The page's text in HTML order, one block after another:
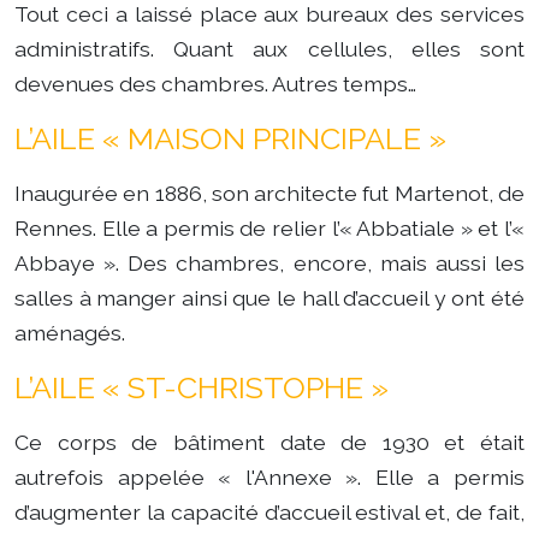
Tout ceci a laissé place aux bureaux des services
administratifs. Quant aux cellules, elles sont
devenues des chambres. Autres temps…
L’AILE « MAISON PRINCIPALE »
Inaugurée en 1886, son architecte fut Martenot, de
Rennes. Elle a permis de relier l’« Abbatiale » et l’«
Abbaye ». Des chambres, encore, mais aussi les
salles à manger ainsi que le hall d’accueil y ont été
aménagés.
L’AILE « ST-CHRISTOPHE »
Ce corps de bâtiment date de 1930 et était
autrefois appelée « l'Annexe ». Elle a permis
d’augmenter la capacité d’accueil estival et, de fait,